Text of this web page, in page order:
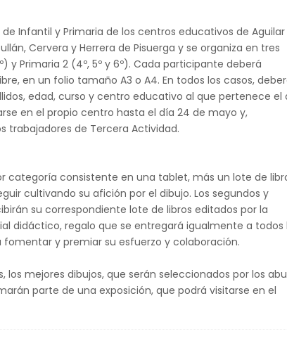
Infantil y Primaria de los centros educativos de Aguilar
Cervera y Herrera de Pisuerga y se organiza en tres
y Primaria 2 (4º, 5º y 6º). Cada participante deberá
en un folio tamaño A3 o A4. En todos los casos,
edad, curso y centro educativo al que pertenece el
en el propio centro hasta el día 24 de mayo y,
trabajadores de Tercera Actividad.
categoría consistente en una tablet, más un lote de
cultivando su afición por el dibujo. Los segundos y
su correspondiente lote de libros editados por la
didáctico, regalo que se entregará igualmente a todos
y premiar su esfuerzo y colaboración.
mejores dibujos, que serán seleccionados por los
parte de una exposición, que podrá visitarse en el